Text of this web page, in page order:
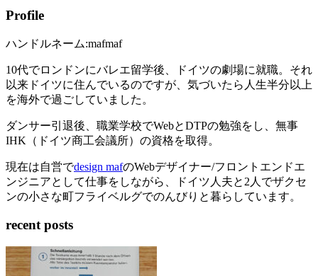
Profile
ハンドルネーム:mafmaf
10代でロンドンにバレエ留学後、ドイツの劇場に就職。それ
以来ドイツに住んでいるのですが、気づいたら人生半分以上
を海外で過ごしていました。
ダンサー引退後、職業学校でWebとDTPの勉強をし、無事
IHK（ドイツ商工会議所）の資格を取得。
現在は自営でdesign mafのWebデザイナー/フロントエンドエ
ンジニアとして仕事をしながら、ドイツ人夫と2人でザクセ
ンの小さな町フライベルグでのんびりと暮らしています。
recent posts